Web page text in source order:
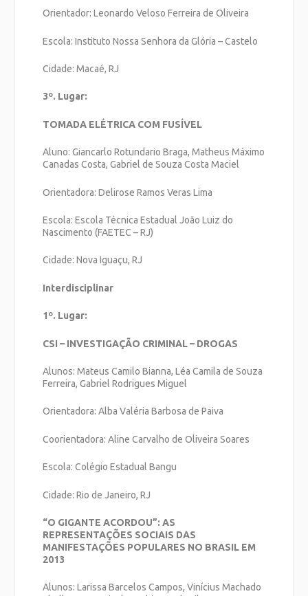
Orientador: Leonardo Veloso Ferreira de Oliveira
Escola: Instituto Nossa Senhora da Glória – Castelo
Cidade: Macaé, RJ
3º. Lugar:
TOMADA ELÉTRICA COM FUSÍVEL
Aluno: Giancarlo Rotundario Braga, Matheus Máximo
Canadas Costa, Gabriel de Souza Costa Maciel
Orientadora: Delirose Ramos Veras Lima
Escola: Escola Técnica Estadual João Luiz do
Nascimento (FAETEC – RJ)
Cidade: Nova Iguaçu, RJ
Interdisciplinar
1º. Lugar:
CSI – INVESTIGAÇÃO CRIMINAL – DROGAS
Alunos: Mateus Camilo Bianna, Léa Camila de Souza
Ferreira, Gabriel Rodrigues Miguel
Orientadora: Alba Valéria Barbosa de Paiva
Coorientadora: Aline Carvalho de Oliveira Soares
Escola: Colégio Estadual Bangu
Cidade: Rio de Janeiro, RJ
“O GIGANTE ACORDOU”: AS
REPRESENTAÇÕES SOCIAIS DAS
MANIFESTAÇÕES POPULARES NO BRASIL EM
2013
Alunos: Larissa Barcelos Campos, Vinícius Machado